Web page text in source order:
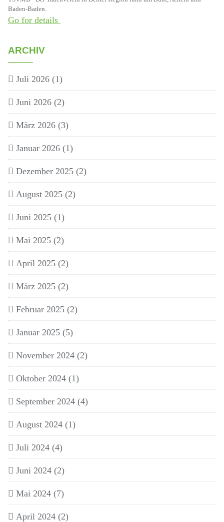
Baden-Baden.
Go for details
ARCHIV
Juli 2026 (1)
Juni 2026 (2)
März 2026 (3)
Januar 2026 (1)
Dezember 2025 (2)
August 2025 (2)
Juni 2025 (1)
Mai 2025 (2)
April 2025 (2)
März 2025 (2)
Februar 2025 (2)
Januar 2025 (5)
November 2024 (2)
Oktober 2024 (1)
September 2024 (4)
August 2024 (1)
Juli 2024 (4)
Juni 2024 (2)
Mai 2024 (7)
April 2024 (2)